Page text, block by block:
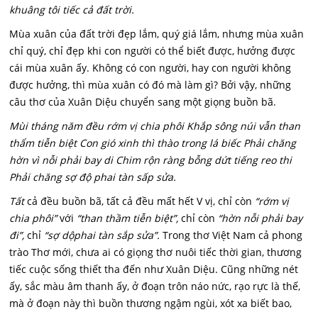
khuâng tôi tiếc cả đất trời.
Mùa xuân của đất trời đẹp lắm, quý giá lắm, nhưng mùa xuân
chỉ quý, chỉ đẹp khi con người có thể biết được, hưởng được
cái mùa xuân ấy. Không có con người, hay con người không
được hưởng, thì mùa xuân có đó mà làm gì? Bởi vậy, những
câu thơ của Xuân Diệu chuyển sang một giọng buồn bã.
Mùi tháng năm đều rớm vị chia phôi Khắp sông núi vẫn than
thẩm tiễn biệt Con gió xinh thì thào trong lá biếc Phải chăng
hờn vì nỗi phải bay di Chim rộn ràng bỗng dứt tiếng reo thi
Phải chăng sợ độ phai tàn sấp sửa.
Tấtcả đều buồn bã, tất cả đều mất hết V vị, chỉ còn “rớm vị
chia phôi”với “than thầm tiễn biệt”, chỉ còn “hờn nỗi phải bay
đi”, chỉ “sợ dộphai tàn sắp sửa”. Trong thơ Việt Nam cả phong
trào Thơ mới, chưa ai có giọng thơ nuôi tiếc thời gian, thương
tiếc cuộc sống thiết tha đến như Xuân Diệu. Cũng những nét
ấy, sắc màu âm thanh ấy, ở đoạn trôn náo nức, rạo rực là thế,
mà ở đoạn này thì buồn thương ngậm ngùi, xót xa biết bao,